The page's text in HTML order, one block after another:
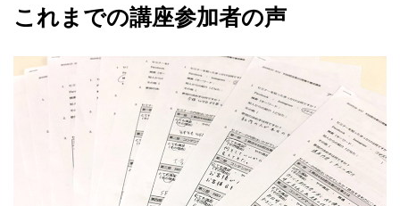
これまでの講座参加者の声